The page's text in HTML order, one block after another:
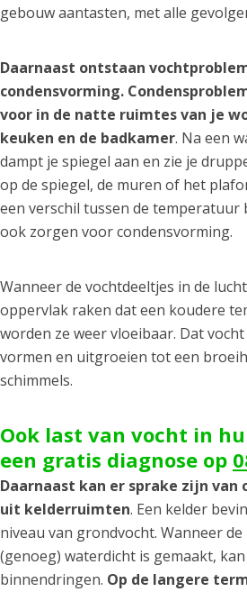
gebouw aantasten, met alle
Daarnaast ontstaan
condensvorming.
voor in de natte ruimtes van je
keuken en de badkamer. Na een
dampt je spiegel aan en zie je
op de spiegel, de muren of het
een verschil tussen de temperatuur
ook zorgen voor condensvorming.
Wanneer de vochtdeeltjes in de
oppervlak raken dat een koudere
worden ze weer vloeibaar. Dat
vormen en uitgroeien tot een
schimmels.
Ook last van vocht in
een gratis diagnose op
Daarnaast kan er sprake zijn van
uit kelderruimten. Een kelder
niveau van grondvocht. Wanneer
(genoeg) waterdicht is gemaakt,
binnendringen. Op de langere